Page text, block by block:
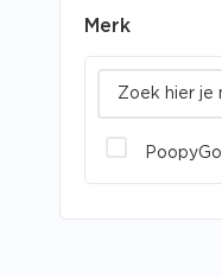
Merk
PoopyGo